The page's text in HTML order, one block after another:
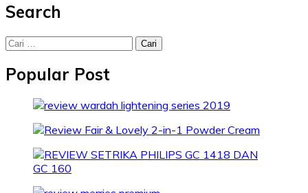
Search
Cari
untuk:
Popular Post